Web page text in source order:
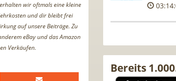
wir oftmals eine kleine
und dir bleibt frei
auf unsere Beiträge. Zu
eBay und das Amazon
Verkäufen.
Bereits